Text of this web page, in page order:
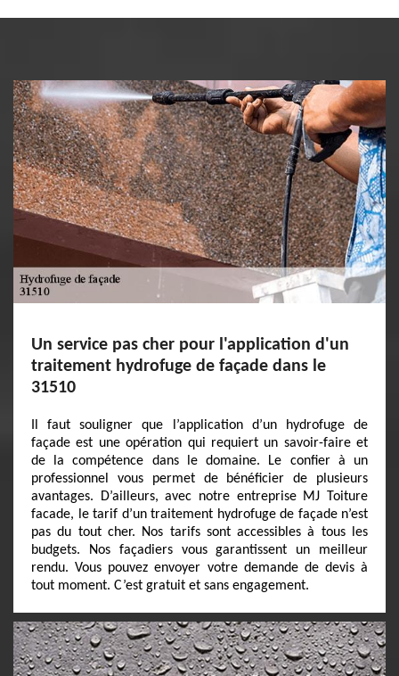
Un service pas cher pour l'application d'un
traitement hydrofuge de façade dans le
31510
Il faut souligner que l’application d’un hydrofuge de
façade est une opération qui requiert un savoir-faire et
de la compétence dans le domaine. Le confier à un
professionnel vous permet de bénéficier de plusieurs
avantages. D’ailleurs, avec notre entreprise MJ Toiture
facade, le tarif d’un traitement hydrofuge de façade n’est
pas du tout cher. Nos tarifs sont accessibles à tous les
budgets. Nos façadiers vous garantissent un meilleur
rendu. Vous pouvez envoyer votre demande de devis à
tout moment. C’est gratuit et sans engagement.